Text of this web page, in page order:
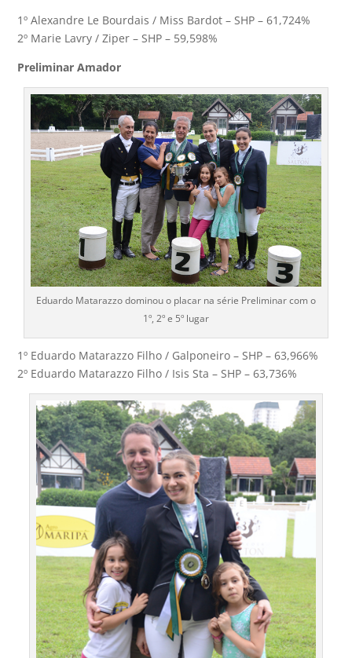
1º Alexandre Le Bourdais / Miss Bardot – SHP – 61,724%
2º Marie Lavry / Ziper – SHP – 59,598%
Preliminar Amador
Eduardo Matarazzo dominou o placar na série Preliminar com o
1º, 2º e 5º lugar
1º Eduardo Matarazzo Filho / Galponeiro – SHP – 63,966%
2º Eduardo Matarazzo Filho / Isis Sta – SHP – 63,736%